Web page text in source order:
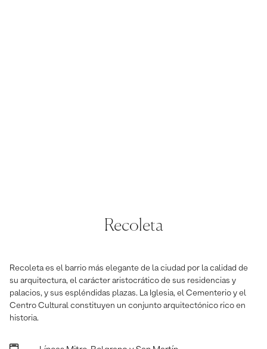
Recoleta
Recoleta es el barrio más elegante de la ciudad por la calidad de
su arquitectura, el carácter aristocrático de sus residencias y
palacios, y sus espléndidas plazas. La Iglesia, el Cementerio y el
Centro Cultural constituyen un conjunto arquitectónico rico en
historia.